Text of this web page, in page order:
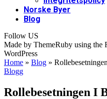
Norske Byer
Blog
Follow US
Made by ThemeRuby using the
WordPress
Home » Blog »
Blogg
Rollebesetningen I